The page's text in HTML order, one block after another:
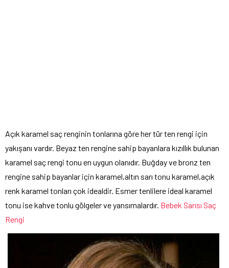
Açık karamel saç renginin tonlarına göre her tür ten rengi için
yakışanı vardır. Beyaz ten rengine sahip bayanlara kızıllık bulunan
karamel saç rengi tonu en uygun olanıdır. Buğday ve bronz ten
rengine sahip bayanlar için karamel,altın sarı tonu karamel,açık
renk karamel tonları çok idealdir. Esmer tenlilere ideal karamel
tonu ise kahve tonlu gölgeler ve yansımalardır. Bebek Sarısı Saç
Rengi